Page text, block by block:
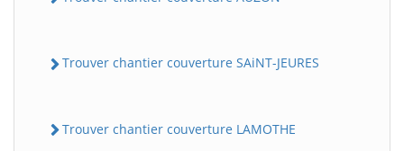
Trouver chantier couverture SAiNT-JEURES
Trouver chantier couverture LAMOTHE